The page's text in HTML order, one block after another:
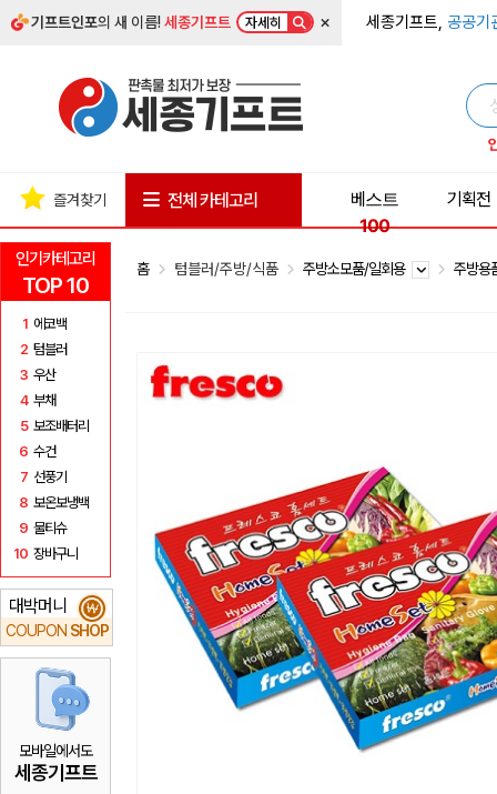
기프트인포의 새 이름!세종기프트 자세히 × 세종기프트, 공공기
인기카테고리
TOP 10
1 에코백
2 텀블러
3 우산
4 부채
5 보조배터리
6 수건
7 선풍기
8 보온보냉백
9 물티슈
10 장바구니
대박머니
COUPON SHOP
₩
모바일에서도
세종기프트
즐겨찾기 전체 카테고리
베스트
100
기획전
홈 텀블러/주방/식품 주방소모품/일회용 주방